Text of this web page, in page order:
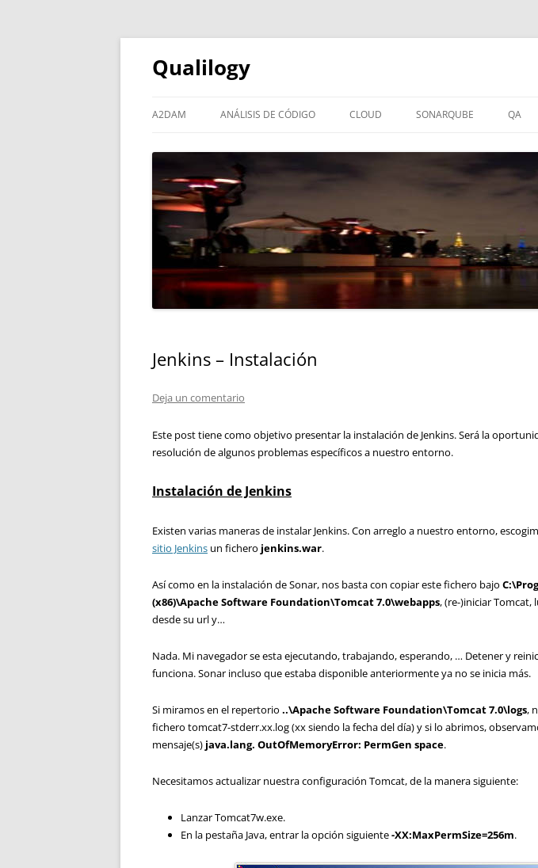
Qualilogy
A2DAM ANÁLISIS DE CÓDIGO CLOUD SONARQUBE
SONARQUBE – COBOL
SONARQUBE – PL/SQL
QA
Jenkins – Instalación
Deja un comentario
Este post tiene como objetivo presentar la instalación de Jenkins. Será la
resolución de algunos problemas específicos a nuestro entorno.
Instalación de Jenkins
Existen varias maneras de instalar Jenkins. Con arreglo a nuestro entorno,
sitio Jenkins un fichero jenkins.war.
Así como en la instalación de Sonar, nos basta con copiar este fichero bajo
(x86)\Apache Software Foundation\Tomcat 7.0\webapps, (re-)iniciar Tomcat,
desde su url y…
Nada. Mi navegador se esta ejecutando, trabajando, esperando, … Detener y
funciona. Sonar incluso que estaba disponible anteriormente ya no se inicia más.
Si miramos en el repertorio ..\Apache Software Foundation\Tomcat 7.0\logs,
fichero tomcat7-stderr.xx.log (xx siendo la fecha del día) y si lo abrimos,
mensaje(s) java.lang. OutOfMemoryError: PermGen space.
Necesitamos actualizar nuestra configuración Tomcat, de la manera siguiente:
Lanzar Tomcat7w.exe.
En la pestaña Java, entrar la opción siguiente-XX:MaxPermSize=256m.